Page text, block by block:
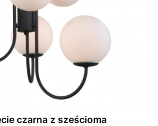
czarna z sześcioma